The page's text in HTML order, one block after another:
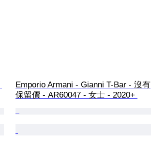
Emporio Armani - Gianni T-Bar - 沒有
保留價 - AR60047 - 女士 - 2020+